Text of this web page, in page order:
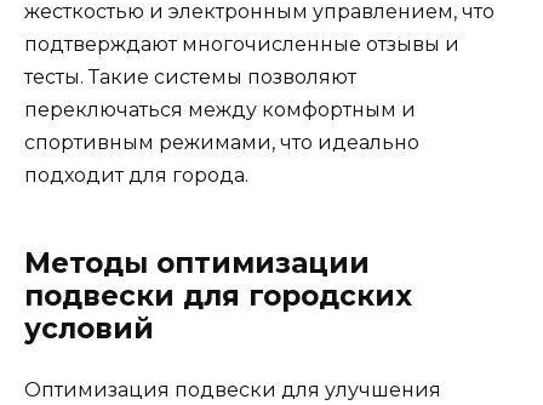
жесткостью и электронным управлением, что
подтверждают многочисленные отзывы и
тесты. Такие системы позволяют
переключаться между комфортным и
спортивным режимами, что идеально
подходит для города.
Методы оптимизации
подвески для городских
условий
Оптимизация подвески для улучшения